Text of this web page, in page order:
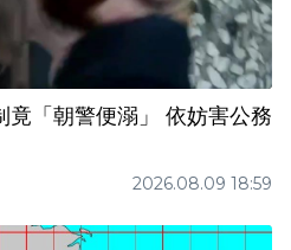
竟「朝警便溺」 依妨害公務
2026.08.09 18:59